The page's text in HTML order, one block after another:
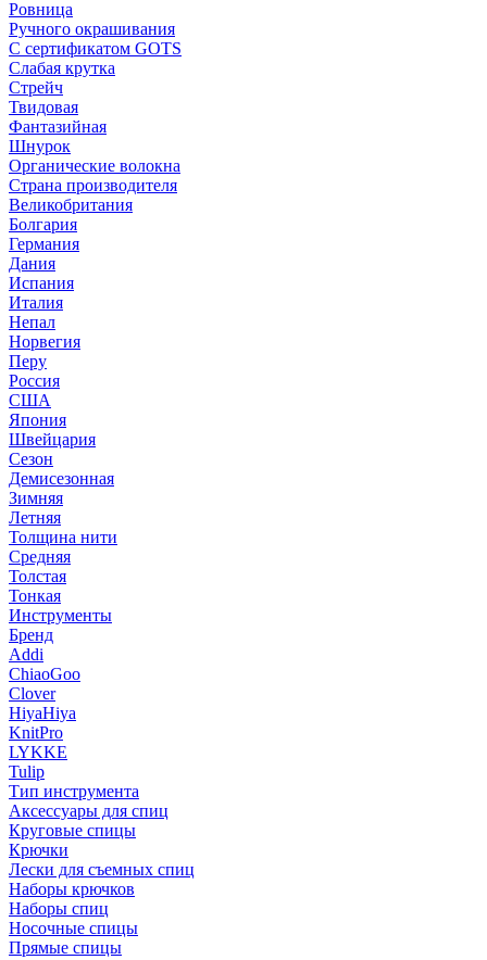
Ровница
Ручного окрашивания
С сертификатом GOTS
Слабая крутка
Стрейч
Твидовая
Фантазийная
Шнурок
Органические волокна
Страна производителя
Великобритания
Болгария
Германия
Дания
Испания
Италия
Непал
Норвегия
Перу
Россия
США
Япония
Швейцария
Сезон
Демисезонная
Зимняя
Летняя
Толщина нити
Средняя
Толстая
Тонкая
Инструменты
Бренд
Addi
ChiaoGoo
Clover
HiyaHiya
KnitPro
LYKKE
Tulip
Тип инструмента
Аксессуары для спиц
Круговые спицы
Крючки
Лески для съемных спиц
Наборы крючков
Наборы спиц
Носочные спицы
Прямые спицы